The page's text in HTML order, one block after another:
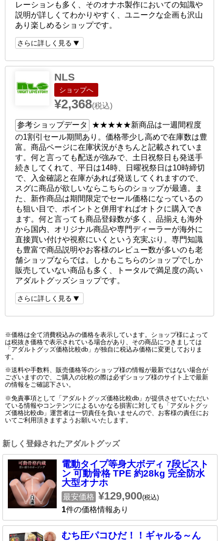
レーションも多く、そのオナホ製作においての知識や
説明が詳しくてわかりやすく、ユニークな企画も沢山
あり楽しめるショップです。
さらに詳しく見る
NLS
ショップへ
¥2,368(税込)
参考ショップデータ ★★★★★新商品は一週間程度
の1割引セール期間あり。価格帯少し高めで在庫数は豊
富。商品ページに在庫状況がきちんと記載されていま
す。何と言っても配送が強みで、土日祝祭日も発送手
続きしてくれて、平日は14時、日曜祝祭日は10時締切
で、入金確認と在庫があれば発送してくれますので、
スグに商品が欲しいならこちらのショップが最適。ま
た、新作商品は期間限定でセール価格になっているの
も狙い目で、ポイントと併用すればオトクに購入でき
ます。何と言っても商品登録数が多く、品揃えも海外
から国内、オリジナル商品や専門ディーラーが海外に
直接買い付けや視察にいくという充実ぶり。専門知識
も豊富で商品説明やお客様のレビュー数が多いのも老
舗ショップならでは。しかもこちらのショップでしか
販売していない商品も多く、トータルで満足度の高い
アダルトグッズショップです。
さらに詳しく見る
※価格は全て消費税込みの価格を表示しています。ショップ様によって
は税抜き価格で表示されている場合があり、その商品につきましては
「アダルトグッズ価格比較db」が独自に税込み価格に変更しておりま
す。
※送料や手数料、販売価格等のショップ様の情報が最新ではない場合が
ございますので、ご購入の比較の際は必ずショップ様のサイト上で最新
の情報をご確認下さい。
※免責事項として「アダルトグッズ価格比較db」が提供させていただい
ている情報やコンテンツによるいかなる損害に対しても「アダルトグッ
ズ価格比較db」運営者は一切責任を負いませんので、お客様の責任にお
いてご利用頂きますようお願いいたします。
新しく登録されたアダルトグッズ
電動タイプ等身大ボディ 7段ピスト
ン 可動骨格 TPE 約28kg 完全防水
大型オナホ
最安価格 ¥129,900(税込)
1件の価格情報あり
むち圧パコひだ！！ギャルる～ん